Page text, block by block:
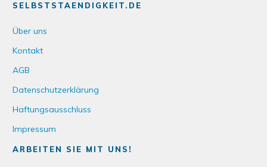
SELBSTSTAENDIGKEIT.DE
Über uns
Kontakt
AGB
Datenschutzerklärung
Haftungsausschluss
Impressum
ARBEITEN SIE MIT UNS!